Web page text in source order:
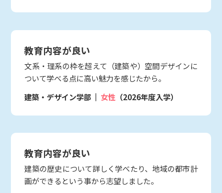
教育内容が良い
文系・理系の枠を超えて（建築や）空間デザインに
ついて学べる点に高い魅力を感じたから。
建築・デザイン学部
女性 （2026年度入学）
教育内容が良い
建築の歴史について詳しく学べたり、地域の都市計
画ができるという事から志望しました。